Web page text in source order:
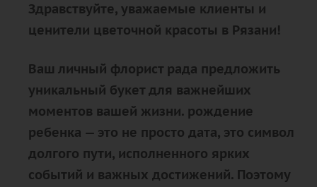
Здравствуйте, уважаемые клиенты и
ценители цветочной красоты в Рязани!
Ваш личный флорист рада предложить
уникальный букет для важнейших
моментов вашей жизни. рождение
ребенка — это не просто дата, это символ
долгого пути, исполненного ярких
событий и важных достижений. Поэтому